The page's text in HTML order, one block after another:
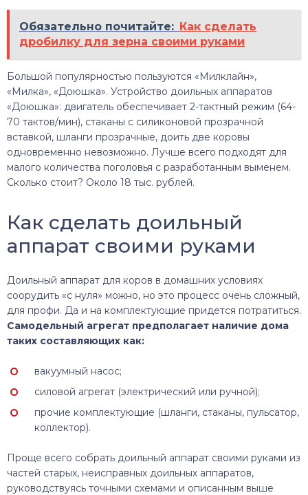
Обязательно почитайте: Как сделать
дробилку для зерна своими руками
Большой популярностью пользуются «Милклайн»,
«Милка», «Доюшка». Устройство доильных аппаратов
«Доюшка»: двигатель обеспечивает 2-тактный режим (64-
70 тактов/мин), стаканы с силиконовой прозрачной
вставкой, шланги прозрачные, доить две коровы
одновременно невозможно. Лучше всего подходят для
малого количества поголовья с разработанным выменем.
Сколько стоит? Около 18 тыс. рублей.
Как сделать доильный
аппарат своими руками
Доильный аппарат для коров в домашних условиях
соорудить «с нуля» можно, но это процесс очень сложный,
для профи. Да и на комплектующие придется потратиться.
Самодельный агрегат предполагает наличие дома
таких составляющих как:
вакуумный насос;
силовой агрегат (электрический или ручной);
прочие комплектующие (шланги, стаканы, пульсатор,
коллектор).
Проще всего собрать доильный аппарат своими руками из
частей старых, неисправных доильных аппаратов,
руководствуясь точными схемами и описанным выше